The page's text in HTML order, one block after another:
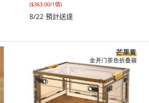
($363.00/1個)
8/22 預計送達